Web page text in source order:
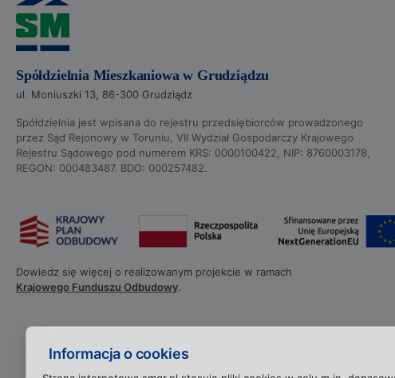
Informacja o cookies
Spółdzielnia Mieszkaniowa w Grudziądzu
ul. Moniuszki 13, 86-300 Grudziądz
Spółdzielnia jest wpisana do rejestru przedsiębiorców prowadzonego
przez Sąd Rejonowy w Toruniu, VII Wydział Gospodarczy Krajowego
Rejestru Sądowego pod numerem KRS: 0000100422, NIP: 8760003178,
REGON: 000483487. BDO: 000257482.
Dowiedz się więcej o realizowanym projekcie w ramach
Krajowego Funduszu Odbudowy.